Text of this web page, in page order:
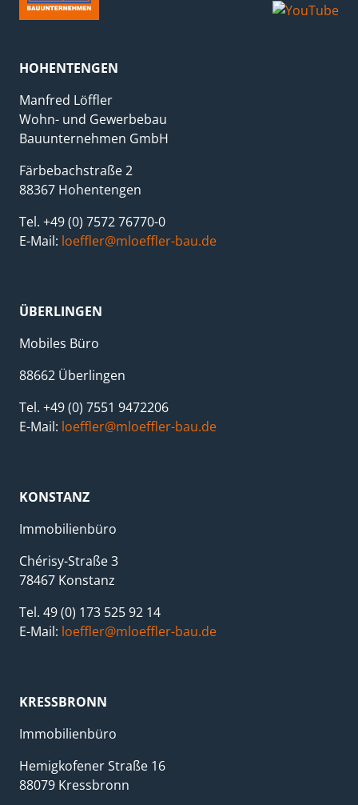
HOHENTENGEN
Manfred Löffler
Wohn- und Gewerbebau
Bauunternehmen GmbH
Färbebachstraße 2
88367 Hohentengen
Tel. +49 (0) 7572 76770-0
E-Mail: loeffler@mloeffler-bau.de
ÜBERLINGEN
Mobiles Büro
88662 Überlingen
Tel. +49 (0) 7551 9472206
E-Mail: loeffler@mloeffler-bau.de
KONSTANZ
Immobilienbüro
Chérisy-Straße 3
78467 Konstanz
Tel. 49 (0) 173 525 92 14
E-Mail: loeffler@mloeffler-bau.de
KRESSBRONN
Immobilienbüro
Hemigkofener Straße 16
88079 Kressbronn